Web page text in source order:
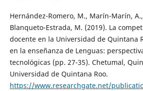
Hernández-Romero, M., Marín-Marín,
Blanqueto-Estrada, M. (2019). La
docente en la Universidad de Quintana
en la enseñanza de Lenguas:
tecnológicas (pp. 27-35). Chetumal,
Universidad de Quintana Roo.
https://www.researchgate.net/